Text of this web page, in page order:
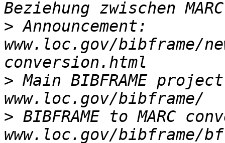
> Announcement:
www.loc.gov/bibframe/
> Main BIBFRAME
> BIBFRAME to MARC